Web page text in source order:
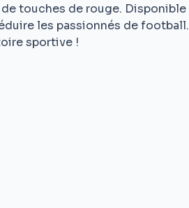
touches de rouge. Disponible
les passionnés de football.
sportive !